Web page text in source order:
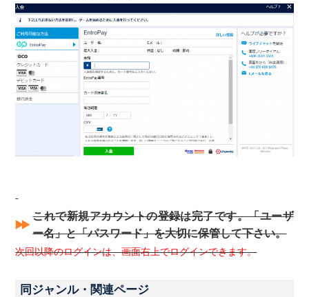
これで新規アカウントの登録は完了です。「ユーザ
ー名」と「パスワード」を大切に保管して下さい。
次回以降のログインは、画面右上でログインできます。
同ジャンル・関連ページ